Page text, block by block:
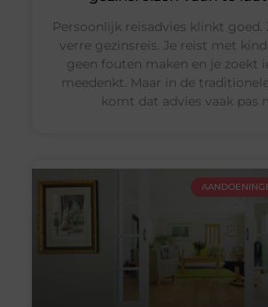
Persoonlijk reisadvies klinkt goed.
verre gezinsreis. Je reist met
geen fouten maken en je zoekt
meedenkt. Maar in de
komt dat advies vaak pas